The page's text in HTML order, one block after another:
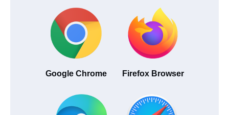
Google Chrome Firefox Browser